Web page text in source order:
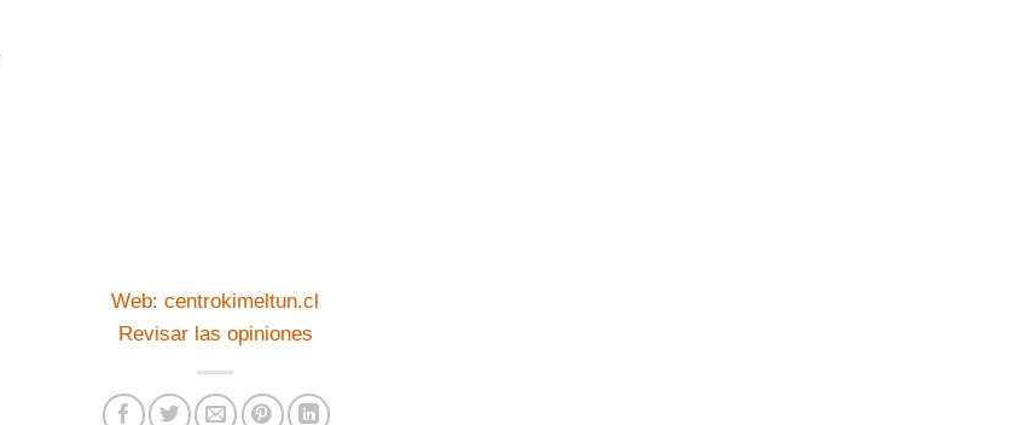
Web: centrokimeltun.cl
Revisar las opiniones